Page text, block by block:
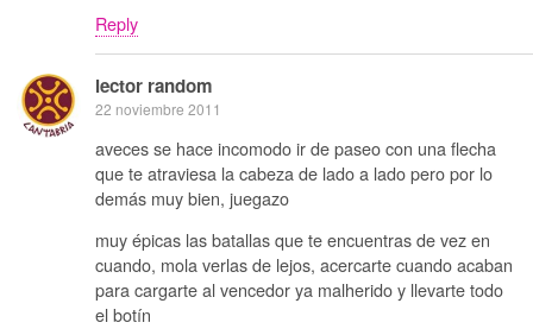
Reply
lector random
22 noviembre 2011
aveces se hace incomodo ir de paseo con una flecha
que te atraviesa la cabeza de lado a lado pero por lo
demás muy bien, juegazo
muy épicas las batallas que te encuentras de vez en
cuando, mola verlas de lejos, acercarte cuando acaban
para cargarte al vencedor ya malherido y llevarte todo
el botín